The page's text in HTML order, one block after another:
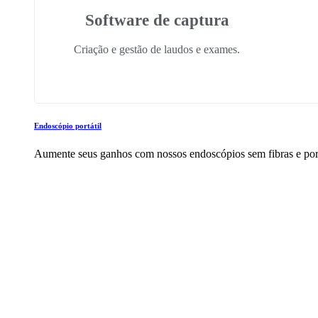
Software de captura
Criação e gestão de laudos e exames.
Endoscópio portátil
Aumente seus ganhos com nossos endoscópios sem fibras e